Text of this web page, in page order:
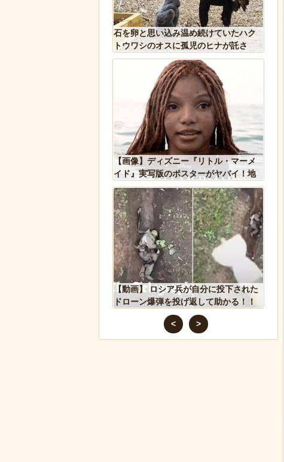
石を卵と思い込み温め続けていたハク
トウワシのオスに孤児のヒナが託さ
れ、お世話をするように【続編】
【画像】ディズニー『リトル・マーメ
イド』実写版のポスターがヤバイ！地
獄の黙示録みたい
【動画】 ロシア兵が自分に投下された
ドローン爆弾を投げ返して助かる！！
<
>